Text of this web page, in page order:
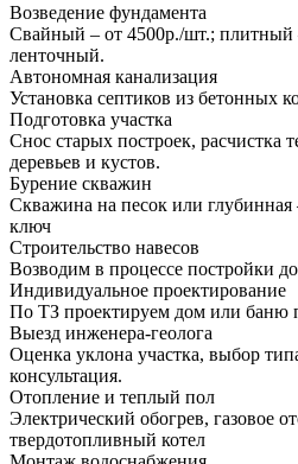
Возведение фундамента
Свайный – от 4500р./шт.;
ленточный.
Автономная канализация
Установка септиков из бетонных
Подготовка участка
Снос старых построек, расчистка
деревьев и кустов.
Бурение скважин
Скважина на песок или
ключ
Строительство навесов
Возводим в процессе постройки
Индивидуальное проектирование
По ТЗ проектируем дом или
Выезд инженера-геолога
Оценка уклона участка, выбор
консультация.
Отопление и теплый пол
Электрический обогрев, газовое
твердотопливный котел